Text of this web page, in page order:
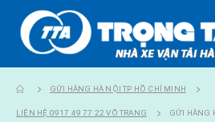
GỬI HÀNG HÀ NỘI TP HỒ CHÍ MINH
LIÊN HỆ 0917 49 77 22 VÕ TRANG GỬI HÀNG